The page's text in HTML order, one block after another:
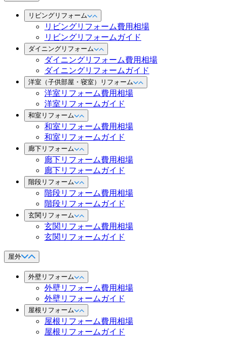
リビングリフォーム
リビングリフォーム費用相場
リビングリフォームガイド
ダイニングリフォーム
ダイニングリフォーム費用相場
ダイニングリフォームガイド
洋室（子供部屋・寝室）リフォーム
洋室リフォーム費用相場
洋室リフォームガイド
和室リフォーム
和室リフォーム費用相場
和室リフォームガイド
廊下リフォーム
廊下リフォーム費用相場
廊下リフォームガイド
階段リフォーム
階段リフォーム費用相場
階段リフォームガイド
玄関リフォーム
玄関リフォーム費用相場
玄関リフォームガイド
屋外
外壁リフォーム
外壁リフォーム費用相場
外壁リフォームガイド
屋根リフォーム
屋根リフォーム費用相場
屋根リフォームガイド